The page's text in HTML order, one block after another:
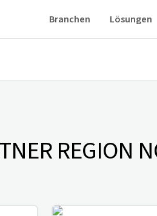
Branchen Lösungen
REGION